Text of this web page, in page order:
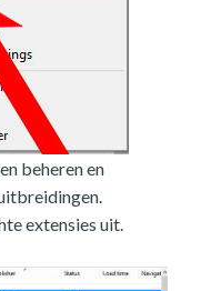
beheren en
extensies uit.